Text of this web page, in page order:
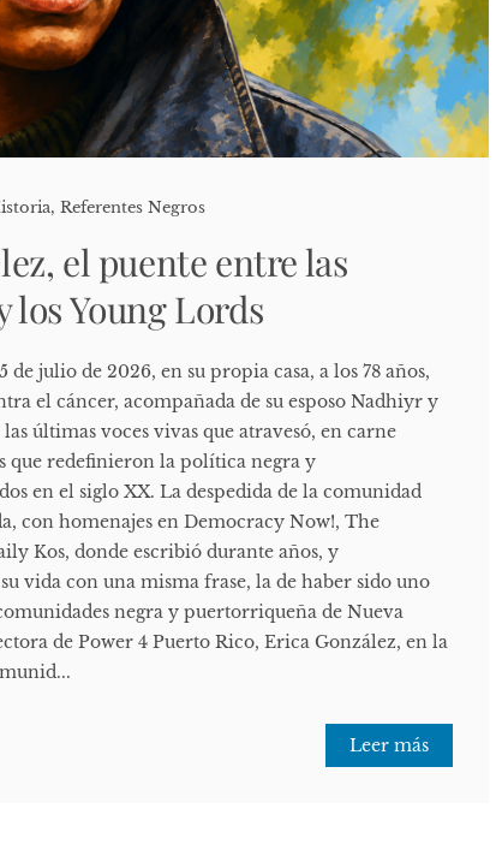
,Referentes Negros
el puente entre las
los Young Lords
julio de 2026, en su propia casa, a los 78 años,
el cáncer, acompañada de su esposo Nadhiyr y
las últimas voces vivas que atravesó, en carne
que redefinieron la política negra y
en el siglo XX. La despedida de la comunidad
con homenajes en Democracy Now!, The
Kos, donde escribió durante años, y
vida con una misma frase, la de haber sido uno
negra y puertorriqueña de Nueva
de Power 4 Puerto Rico, Erica González, en la
Leer más